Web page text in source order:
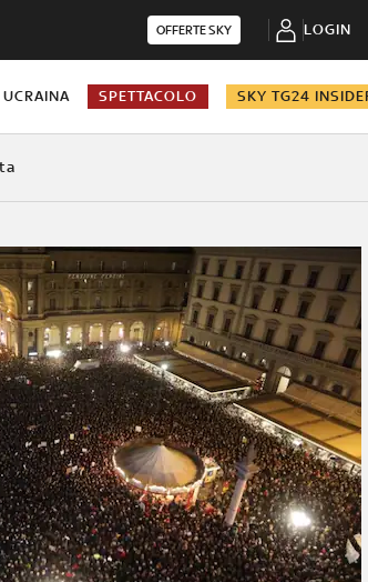
OFFERTE SKY LOGIN
UCRAINA SPETTACOLO SKY TG24